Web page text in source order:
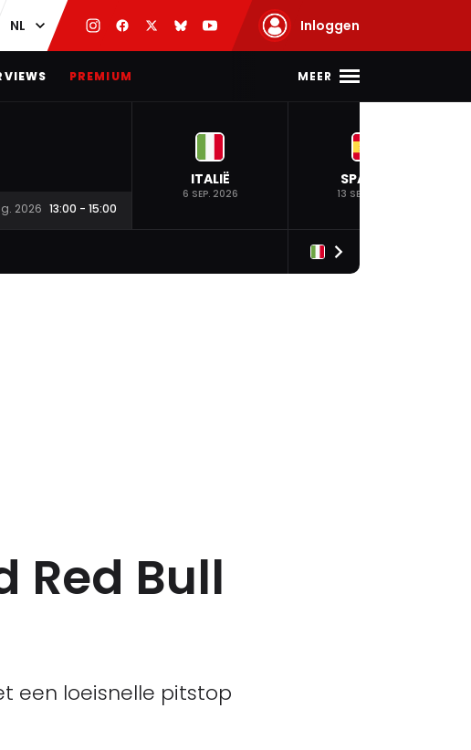
Inloggen
PREMIUM MEER
2026 13:00 - 15:00
ITALIË
6 SEP. 2026
SPANJE
13 SEP. 2026
Red Bull
een loeisnelle pitstop